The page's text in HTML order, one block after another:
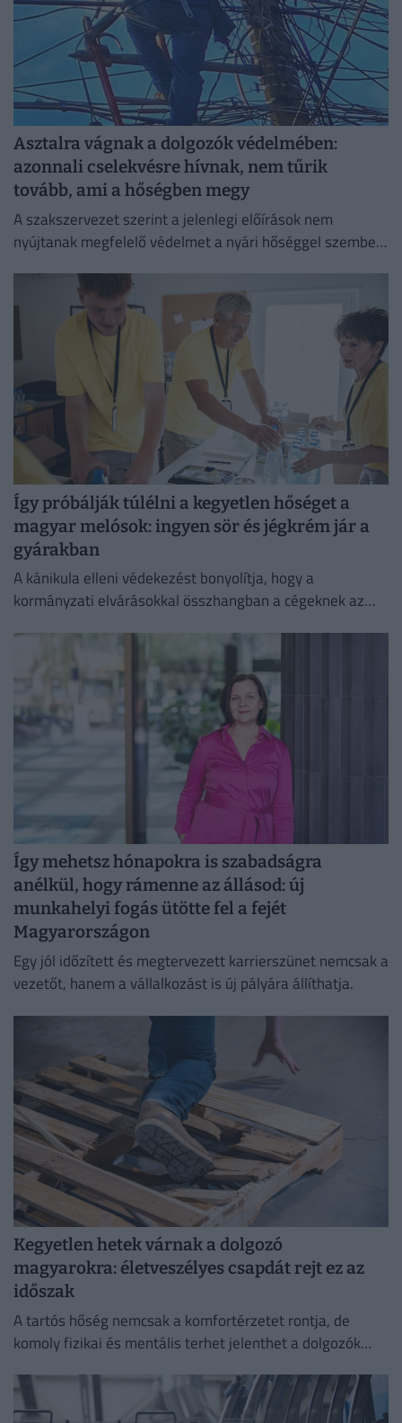
Asztalra vágnak a dolgozók védelmében:
azonnali cselekvésre hívnak, nem tűrik
tovább, ami a hőségben megy
A szakszervezet szerint a jelenlegi előírások nem
nyújtanak megfelelő védelmet a nyári hőséggel szemben,
védelmében.
Így próbálják túlélni a kegyetlen hőséget a
magyar melósok: ingyen sör és jégkrém jár a
gyárakban
A kánikula elleni védekezést bonyolítja, hogy a
kormányzati elvárásokkal összhangban a cégeknek az
Így mehetsz hónapokra is szabadságra
anélkül, hogy rámenne az állásod: új
munkahelyi fogás ütötte fel a fejét
Magyarországon
Egy jól időzített és megtervezett karrierszünet nemcsak a
vezetőt, hanem a vállalkozást is új pályára állíthatja.
Kegyetlen hetek várnak a dolgozó
magyarokra: életveszélyes csapdát rejt ez az
időszak
A tartós hőség nemcsak a komfortérzetet rontja, de
komoly fizikai és mentális terhet jelenthet a dolgozók